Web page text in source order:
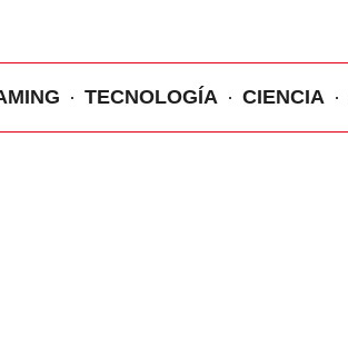
TECNOLOGÍA CIENCIA